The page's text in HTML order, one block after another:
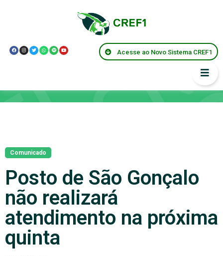
Acesse ao Novo Sistema CREF1
Comunicado
Posto de São Gonçalo
não realizará
atendimento na próxima
quinta